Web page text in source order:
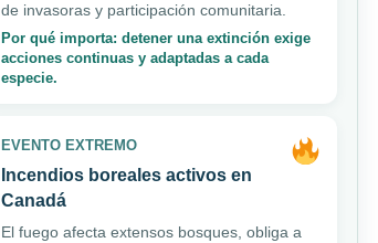
de invasoras y participación comunitaria.
Por qué importa: detener una extinción exige
acciones continuas y adaptadas a cada
especie.
EVENTO EXTREMO
Incendios boreales activos en
Canadá
El fuego afecta extensos bosques, obliga a